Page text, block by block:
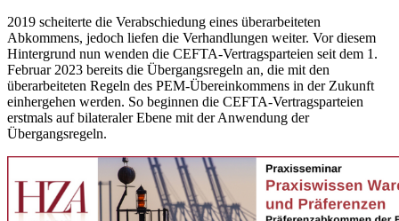
2019 scheiterte die Verabschiedung eines überarbeiteten
Abkommens, jedoch liefen die Verhandlungen weiter. Vor diesem
Hintergrund nun wenden die CEFTA-Vertragsparteien seit dem 1.
Februar 2023 bereits die Übergangsregeln an, die mit den
überarbeiteten Regeln des PEM-Übereinkommens in der Zukunft
einhergehen werden. So beginnen die CEFTA-Vertragsparteien
erstmals auf bilateraler Ebene mit der Anwendung der
Übergangsregeln.